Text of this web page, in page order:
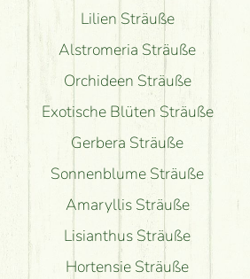
Lilien Sträuße
Alstromeria Sträuße
Orchideen Sträuße
Exotische Blüten Sträuße
Gerbera Sträuße
Sonnenblume Sträuße
Amaryllis Sträuße
Lisianthus Sträuße
Hortensie Sträuße